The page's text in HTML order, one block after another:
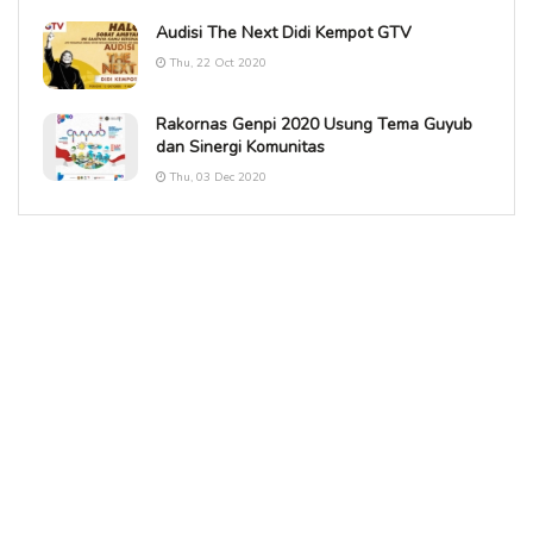
Audisi The Next Didi Kempot GTV
Thu, 22 Oct 2020
Rakornas Genpi 2020 Usung Tema Guyub
dan Sinergi Komunitas
Thu, 03 Dec 2020